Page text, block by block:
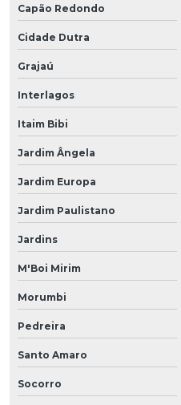
Capão Redondo
Cidade Dutra
Grajaú
Interlagos
Itaim Bibi
Jardim Ângela
Jardim Europa
Jardim Paulistano
Jardins
M'Boi Mirim
Morumbi
Pedreira
Santo Amaro
Socorro